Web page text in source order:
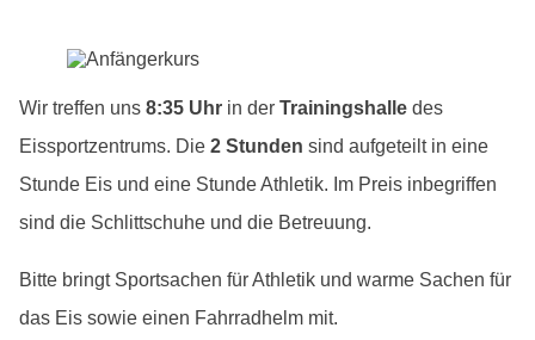
Wir treffen uns 8:35 Uhr in der Trainingshalle des
Eissportzentrums. Die 2 Stunden sind aufgeteilt in eine
Stunde Eis und eine Stunde Athletik. Im Preis inbegriffen
sind die Schlittschuhe und die Betreuung.
Bitte bringt Sportsachen für Athletik und warme Sachen für
das Eis sowie einen Fahrradhelm mit.